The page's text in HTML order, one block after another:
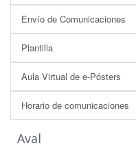
Envío de Comunicaciones
Plantilla
Aula Virtual de e-Pósters
Horario de comunicaciones
Aval